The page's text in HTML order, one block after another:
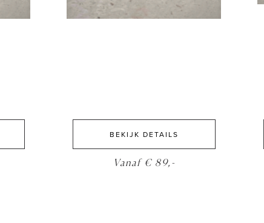
BEKIJK DETAILS
Vanaf € 89,-